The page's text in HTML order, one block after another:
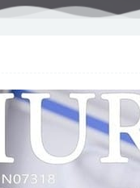
蜜汁猫裘 – NO.106 原
[Xiuren秀人网
[Xiuren秀人网